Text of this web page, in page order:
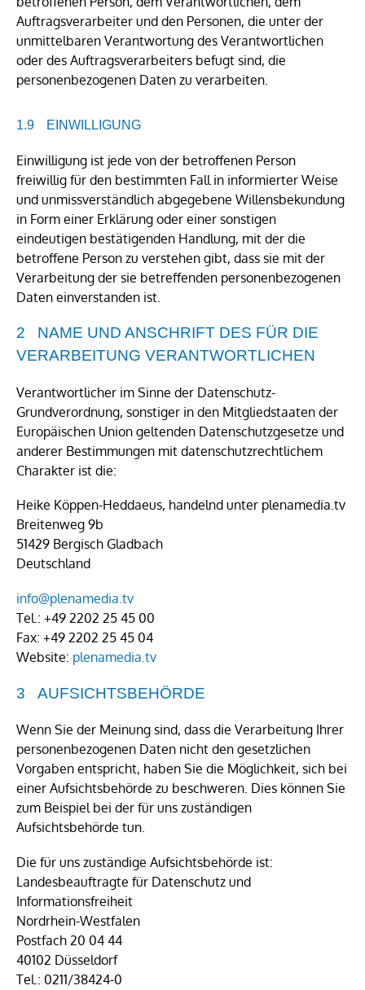
Auftragsverarbeiter und den Personen, die unter der
unmittelbaren Verantwortung des Verantwortlichen
oder des Auftragsverarbeiters befugt sind, die
personenbezogenen Daten zu verarbeiten.
EINWILLIGUNG
Einwilligung ist jede von der betroffenen Person
freiwillig für den bestimmten Fall in informierter Weise
und unmissverständlich abgegebene Willensbekundung
in Form einer Erklärung oder einer sonstigen
eindeutigen bestätigenden Handlung, mit der die
betroffene Person zu verstehen gibt, dass sie mit der
Verarbeitung der sie betreffenden personenbezogenen
Daten einverstanden ist.
NAME UND ANSCHRIFT DES FÜR DIE
VERARBEITUNG VERANTWORTLICHEN
Verantwortlicher im Sinne der Datenschutz-
Grundverordnung, sonstiger in den Mitgliedstaaten der
Europäischen Union geltenden Datenschutzgesetze und
anderer Bestimmungen mit datenschutzrechtlichem
Charakter ist die:
Heike Köppen-Heddaeus, handelnd unter plenamedia.tv
Breitenweg 9b
51429 Bergisch Gladbach
Deutschland
info@plenamedia.tv
Tel.: +49 2202 25 45 00
Fax: +49 2202 25 45 04
Website: plenamedia.tv
AUFSICHTSBEHÖRDE
Wenn Sie der Meinung sind, dass die Verarbeitung Ihrer
personenbezogenen Daten nicht den gesetzlichen
Vorgaben entspricht, haben Sie die Möglichkeit, sich bei
einer Aufsichtsbehörde zu beschweren. Dies können Sie
zum Beispiel bei der für uns zuständigen
Aufsichtsbehörde tun.
Die für uns zuständige Aufsichtsbehörde ist:
Landesbeauftragte für Datenschutz und
Informationsfreiheit
Nordrhein-Westfalen
Postfach 20 04 44
40102 Düsseldorf
Tel.: 0211/38424-0